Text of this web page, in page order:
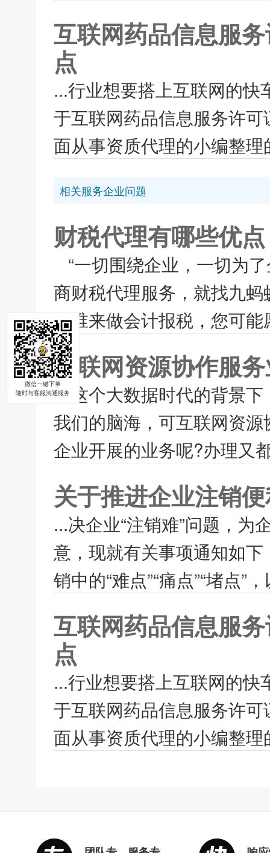
互联网药品信息服
点
...行业想要搭上互联网的
于互联网药品信息服务许
面从事资质代理的小编整
相关服务企业问题
财税代理有哪些优点
“一切围绕企业，一切为
商财税代理服务，就找九
择谁来做会计报税，您可
互联网资源协作服
在这个大数据时代的背景
我们的脑海，可互联网资
企业开展的业务呢?办理又
关于推进企业注销
...决企业“注销难”问题，
意，现就有关事项通知如
销中的“难点”“痛点”“堵点
互联网药品信息服
点
...行业想要搭上互联网的
于互联网药品信息服务许
面从事资质代理的小编整
微信一键下单
随时与客服沟通服务